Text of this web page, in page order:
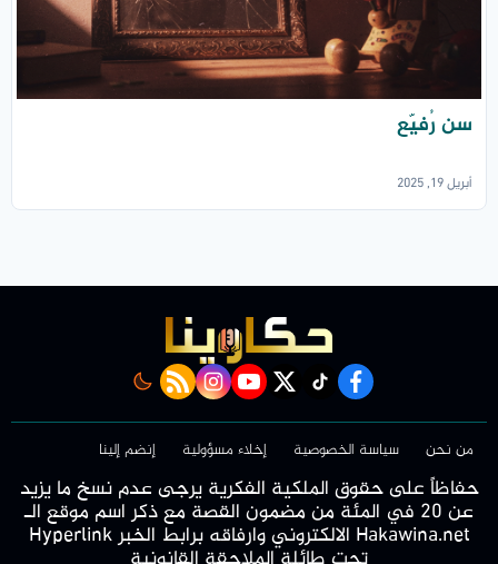
سن رُفيّع
أبريل 19, 2025
facebook
Tiktok
twitter
youtube
instagram
rss feed
من نحن سياسة الخصوصية إخلاء مسؤولية إنضم إلينا
حفاظاً على حقوق الملكية الفكرية يرجى عدم نسخ ما يزيد
عن 20 في المئة من مضمون القصة مع ذكر اسم موقع الـ
Hakawina.net الالكتروني وارفاقه برابط الخبر Hyperlink